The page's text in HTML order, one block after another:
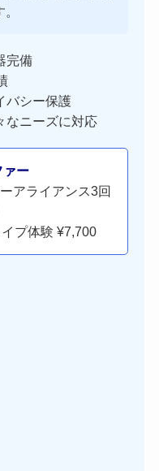
完備
バシー保護
なニーズに対応
ァー
アライアンス3回
プ体験 ¥7,700